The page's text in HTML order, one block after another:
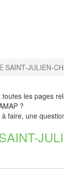
SAINT-JULIEN-
les pages
?
faire, une